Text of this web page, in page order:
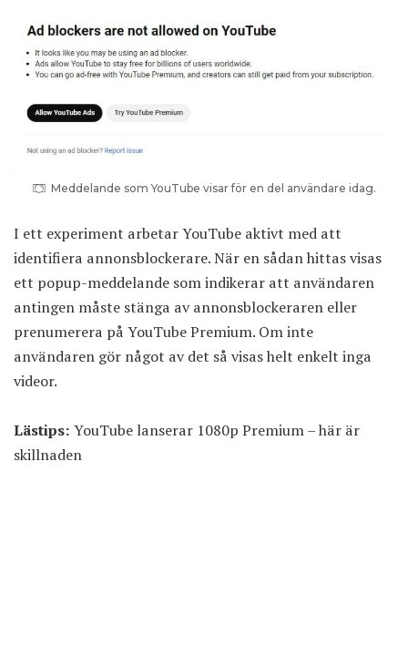
Meddelande som YouTube visar för en del användare idag.
I ett experiment arbetar YouTube aktivt med att
identifiera annonsblockerare. När en sådan hittas visas
ett popup-meddelande som indikerar att användaren
antingen måste stänga av annonsblockeraren eller
prenumerera på YouTube Premium. Om inte
användaren gör något av det så visas helt enkelt inga
videor.
Lästips: YouTube lanserar 1080p Premium – här är
skillnaden